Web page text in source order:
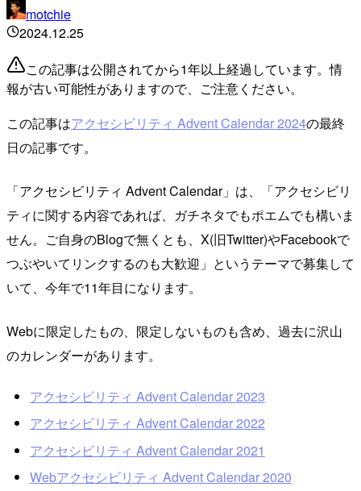
motchie
2024.12.25
この記事は公開されてから1年以上経過しています。情
報が古い可能性がありますので、ご注意ください。
この記事はアクセシビリティ Advent Calendar 2024の最終
日の記事です。
「アクセシビリティ Advent Calendar」は、「アクセシビリ
ティに関する内容であれば、ガチネタでもポエムでも構いま
せん。ご自身のBlogで無くとも、X(旧Twitter)やFacebookで
つぶやいてリンクするのも大歓迎」というテーマで募集して
いて、今年で11年目になります。
Webに限定したもの、限定しないものも含め、過去に沢山
のカレンダーがあります。
アクセシビリティ Advent Calendar 2023
アクセシビリティ Advent Calendar 2022
アクセシビリティ Advent Calendar 2021
Webアクセシビリティ Advent Calendar 2020